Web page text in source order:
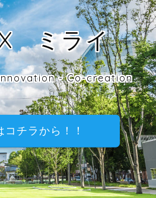
ミライ
Innovation - Co-creation
チラから！！